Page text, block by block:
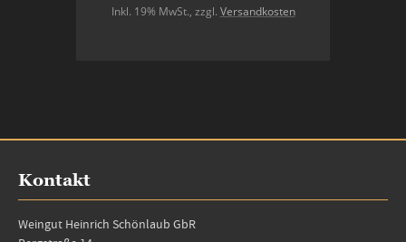
Inkl. 19% MwSt., zzgl. Versandkosten
Kontakt
Weingut Heinrich Schönlaub GbR